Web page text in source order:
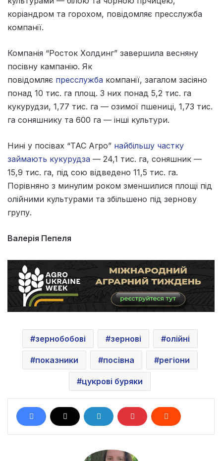
коріандром та горохом, повідомляє пресслужба
компанії.
Компанія “Росток Холдинг” завершила весняну
посівну кампанію. Як
повідомляє пресслужба компанії, загалом засіяно
понад 10 тис. га площ. З них понад 5,2 тис. га
кукурудзи, 1,77 тис. га — озимої пшениці, 1,73 тис.
га соняшнику та 600 га — інші культури.
Нині у посівах “ТАС Агро” найбільшу частку
займають кукурудза — 24,1 тис. га, соняшник —
15,9 тис. га, під сою відведено 11,5 тис. га.
Порівняно з минулим роком зменшилися площі під
олійними культурами та збільшено під зернову
групу.
Валерія Пепеля
зернобобові зернові олійні
показники посівна регіони
цукрові буряки